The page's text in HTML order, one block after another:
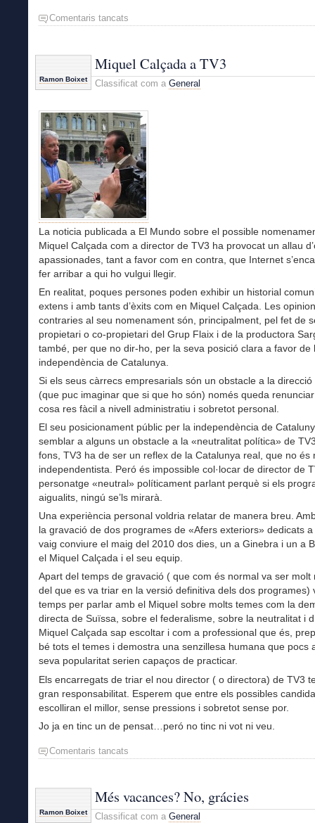
Comentaris tancats
Ramon Boixet
Miquel Calçada a TV3
Classificat com a General
La noticia publicada a El Mundo sobre el possible
Miquel Calçada com a director de TV3 ha provocat un allau
apassionades, tant a favor com en contra, que Internet
fer arribar a qui ho vulgui llegir.
En realitat, poques persones poden exhibir un historial
extens i amb tants d’èxits com en Miquel Calçada. Les
contraries al seu nomenament són, principalment, pel fet de
propietari o co-propietari del Grup Flaix i de la productora
també, per que no dir-ho, per la seva posició clara a favor de
independència de Catalunya.
Si els seus càrrecs empresarials són un obstacle a la direcció
(que puc imaginar que si que ho són) només queda
cosa res fàcil a nivell administratiu i sobretot personal.
El seu posicionament públic per la independència de
semblar a alguns un obstacle a la «neutralitat política» de
fons, TV3 ha de ser un reflex de la Catalunya real, que no és
independentista. Peró és impossible col·locar de director de
personatge «neutral» políticament parlant perquè si els
aigualits, ningú se’ls mirarà.
Una experiència personal voldria relatar de manera breu.
la gravació de dos programes de «Afers exteriors» dedicats
vaig conviure el maig del 2010 dos dies, un a Ginebra i un a
el Miquel Calçada i el seu equip.
Apart del temps de gravació ( que com és normal va ser molt
del que es va triar en la versió definitiva dels dos programes)
temps per parlar amb el Miquel sobre molts temes com la
directa de Suïssa, sobre el federalisme, sobre la neutralitat i
Miquel Calçada sap escoltar i com a professional que és,
bé tots el temes i demostra una senzillesa humana que pocs
seva popularitat serien capaços de practicar.
Els encarregats de triar el nou director ( o directora) de TV3
gran responsabilitat. Esperem que entre els possibles
escolliran el millor, sense pressions i sobretot sense por.
Jo ja en tinc un de pensat…peró no tinc ni vot ni veu.
Comentaris tancats
TV3
Ramon Boixet
Més vacances? No, grácies
Classificat com a General